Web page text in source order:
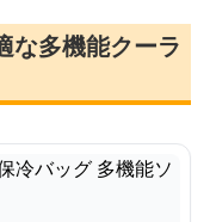
な多機能クーラ